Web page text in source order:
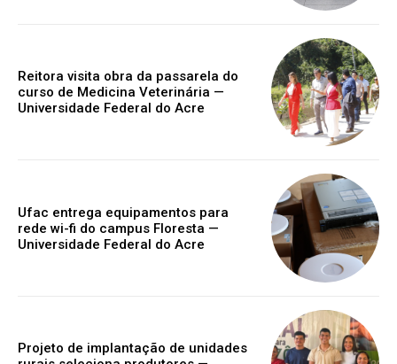
Reitora visita obra da passarela do
curso de Medicina Veterinária —
Universidade Federal do Acre
Ufac entrega equipamentos para
rede wi-fi do campus Floresta —
Universidade Federal do Acre
Projeto de implantação de unidades